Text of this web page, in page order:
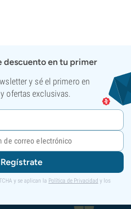
descuento en tu primer
y sé el primero en
ofertas exclusivas.
Regístrate
y se aplican la Política de Privacidad y los